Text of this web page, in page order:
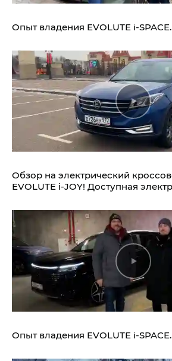
Опыт владения EVOLUTE i‑SPACE.
Обзор на электрический
EVOLUTE i‑JOY! Доступная
Опыт владения EVOLUTE i‑SPACE.